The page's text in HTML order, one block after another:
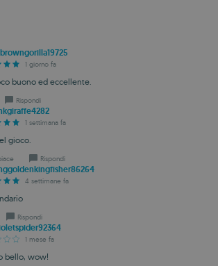
1 giorno fa
buono ed eccellente.
Rispondi
1 settimana fa
gioco.
Rispondi
4 settimane fa
Rispondi
1 mese fa
bello, wow!